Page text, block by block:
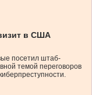
в США
посетил штаб-
темой переговоров